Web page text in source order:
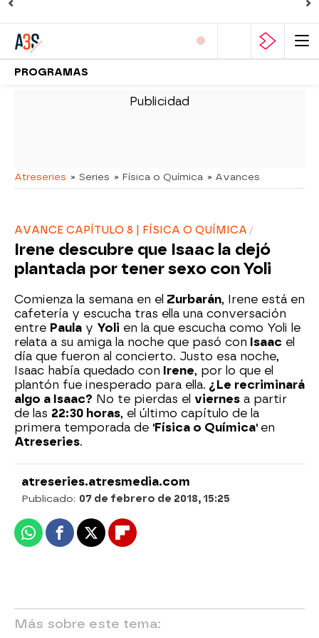
PROGRAMAS
Atreseries » Series » Física o Química » Avances
AVANCE CAPÍTULO 8 | FÍSICA O QUÍMICA
Irene descubre que Isaac la dejó
plantada por tener sexo con Yoli
Comienza la semana en el Zurbarán, Irene está en
cafetería y escucha tras ella una conversación
entre Paula y Yoli en la que escucha como Yoli le
relata a su amiga la noche que pasó con Isaac el
día que fueron al concierto. Justo esa noche,
Isaac había quedado con Irene, por lo que el
plantón fue inesperado para ella. ¿Le recriminará
algo a Isaac? No te pierdas el viernes a partir
de las 22:30 horas, el último capítulo de la
primera temporada de 'Física o Química' en
Atreseries.
atreseries.atresmedia.com
Publicado: 07 de febrero de 2018, 15:25
WhatsappFacebook
X Flipboard
Más sobre este tema: